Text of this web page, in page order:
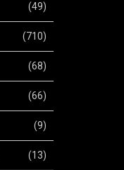
(49)
(710)
(68)
(66)
(9)
(13)